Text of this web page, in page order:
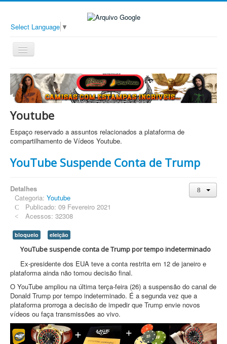
Select Language ▼
Toggle
Youtube
Espaço reservado a assuntos relacionados a plataforma de
compartilhamento de Vídeos Youtube.
YouTube Suspende Conta de Trump
Detalhes
Categoria: Youtube
Publicado: 09 Fevereiro 2021
Acessos: 32308
bloqueio eleição
YouTube suspende conta de Trump por tempo indeterminado
Ex-presidente dos EUA teve a conta restrita em 12 de janeiro e
plataforma ainda não tomou decisão final.
O YouTube ampliou na última terça-feira (26) a suspensão do canal de
Donald Trump por tempo indeterminado. É a segunda vez que a
plataforma prorroga a decisão de impedir que Trump envie novos
vídeos ou faça transmissões ao vivo.